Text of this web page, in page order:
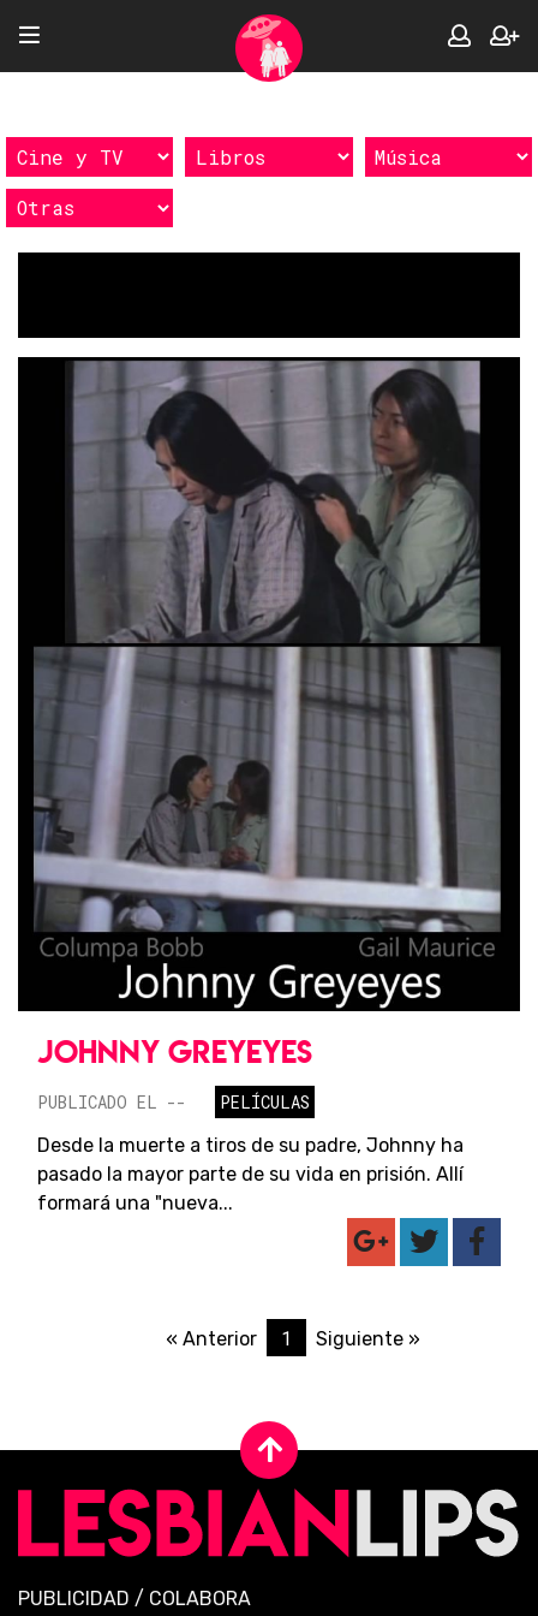
JOHNNY GREYEYES
PUBLICADO EL --
PELÍCULAS
Desde la muerte a tiros de su padre, Johnny ha
pasado la mayor parte de su vida en prisión. Allí
formará una "nueva...
« Anterior 1 Siguiente »
PUBLICIDAD / COLABORA